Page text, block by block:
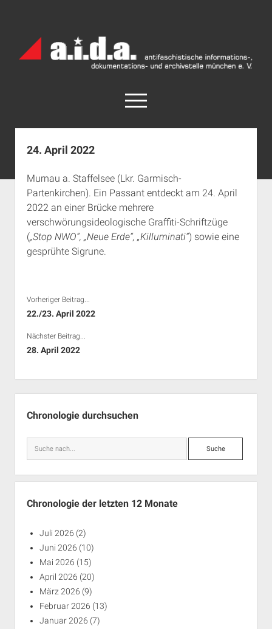
Archiv
München
open
menu
facebook
rss info@aida-archiv.de
Aktuelles
Termine
menu
Antifaschistische Termine im Süden
Antifaschistische Termine in München
Chronologie
Das Archiv
open
RSS-Feeds, Twitter & Facebook
24. April 2022
Murnau a. Staffelsee (Lkr. Garmisch-
Partenkirchen). Ein Passant entdeckt am 24. April
2022 an einer Brücke mehrere
verschwörungsideologische Graffiti-Schriftzüge
(„Stop NWO“, „Neue Erde“, „Killuminati“) sowie eine
gesprühte Sigrune.
Vorheriger Beitrag...
22./23. April 2022
Nächster Beitrag...
28. April 2022
Chronologie durchsuchen
Suche
Chronologie der letzten 12 Monate
Juli 2026 (2)
Juni 2026 (10)
Mai 2026 (15)
April 2026 (20)
März 2026 (9)
Februar 2026 (13)
Januar 2026 (7)